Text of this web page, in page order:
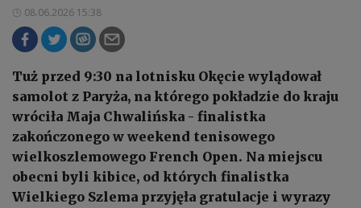
08.06.2026 15:38
Tuż przed 9:30 na lotnisku Okęcie wylądował
samolot z Paryża, na którego pokładzie do kraju
wróciła Maja Chwalińska - finalistka
zakończonego w weekend tenisowego
wielkoszlemowego French Open. Na miejscu
obecni byli kibice, od których finalistka
Wielkiego Szlema przyjęła gratulacje i wyrazy